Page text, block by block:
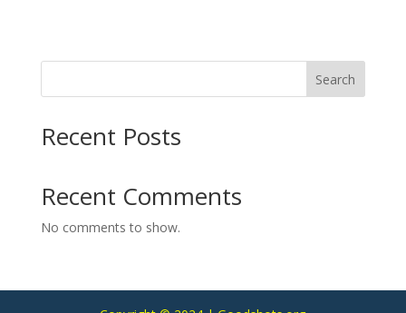
Search
Recent Posts
Recent Comments
No comments to show.